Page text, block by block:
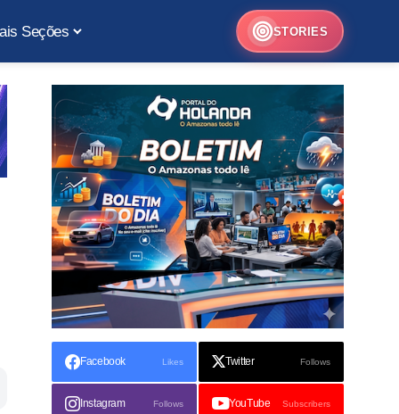
Seções STORIES
Facebook Likes Twitter Follows
Instagram Follows YouTube Subscribers